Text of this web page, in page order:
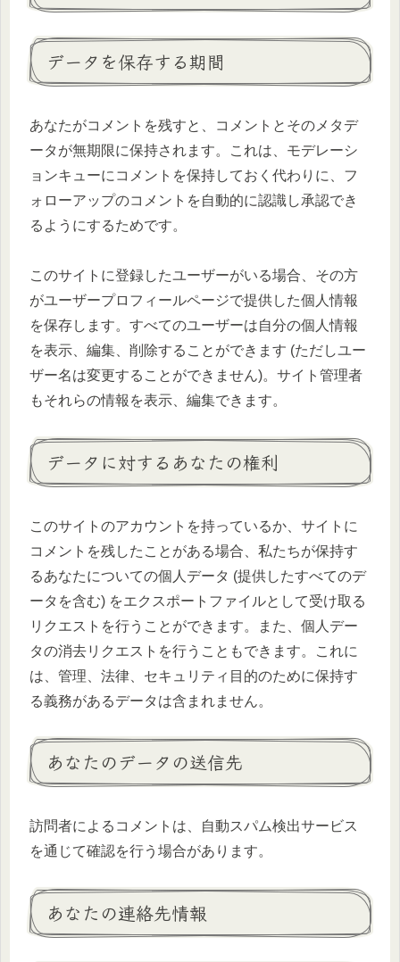
データを保存する期間
あなたがコメントを残すと、コメントとそのメタデ
ータが無期限に保持されます。これは、モデレーシ
ョンキューにコメントを保持しておく代わりに、フ
ォローアップのコメントを自動的に認識し承認でき
るようにするためです。
このサイトに登録したユーザーがいる場合、その方
がユーザープロフィールページで提供した個人情報
を保存します。すべてのユーザーは自分の個人情報
を表示、編集、削除することができます (ただしユー
ザー名は変更することができません)。サイト管理者
もそれらの情報を表示、編集できます。
データに対するあなたの権利
このサイトのアカウントを持っているか、サイトに
コメントを残したことがある場合、私たちが保持す
るあなたについての個人データ (提供したすべてのデ
ータを含む) をエクスポートファイルとして受け取る
リクエストを行うことができます。また、個人デー
タの消去リクエストを行うこともできます。これに
は、管理、法律、セキュリティ目的のために保持す
る義務があるデータは含まれません。
あなたのデータの送信先
訪問者によるコメントは、自動スパム検出サービス
を通じて確認を行う場合があります。
あなたの連絡先情報